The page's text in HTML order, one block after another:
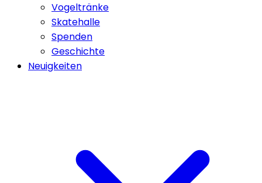
Vogeltränke
Skatehalle
Spenden
Geschichte
Neuigkeiten